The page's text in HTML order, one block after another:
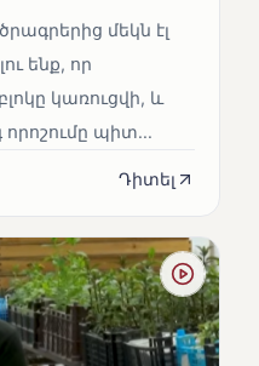
մեկն էլ
ենք, որ
կառուցվի, և
պիտ...
Դիտել